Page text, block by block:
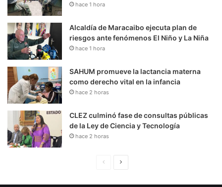
hace 1 hora
Alcaldía de Maracaibo ejecuta plan de
riesgos ante fenómenos El Niño y La Niña
hace 1 hora
SAHUM promueve la lactancia materna
como derecho vital en la infancia
hace 2 horas
CLEZ culminó fase de consultas públicas
de la Ley de Ciencia y Tecnología
hace 2 horas